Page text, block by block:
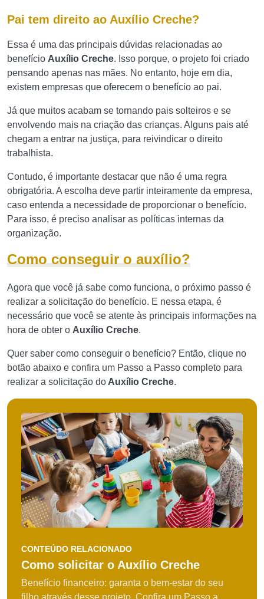
Pai tem direito ao Auxílio Creche?
Essa é uma das principais dúvidas relacionadas ao
benefício Auxílio Creche. Isso porque, o projeto foi criado
pensando apenas nas mães. No entanto, hoje em dia,
existem empresas que oferecem o benefício ao pai.
Já que muitos acabam se tornando pais solteiros e se
envolvendo mais na criação das crianças. Alguns pais até
chegam a entrar na justiça, para reivindicar o direito
trabalhista.
Contudo, é importante destacar que não é uma regra
obrigatória. A escolha deve partir inteiramente da empresa,
caso entenda a necessidade de proporcionar o benefício.
Para isso, é preciso analisar as políticas internas da
organização.
Como conseguir o auxílio?
Agora que você já sabe como funciona, o próximo passo é
realizar a solicitação do benefício. E nessa etapa, é
necessário que você se atente às principais informações na
hora de obter o Auxílio Creche.
Quer saber como conseguir o benefício? Então, clique no
botão abaixo e confira um Passo a Passo completo para
realizar a solicitação do Auxílio Creche.
CONTEÚDO RELACIONADO
Como solicitar o Auxílio Creche
Benefício financeiro: garanta o bem-estar do seu
filho através desse projeto. Confira um Passo a